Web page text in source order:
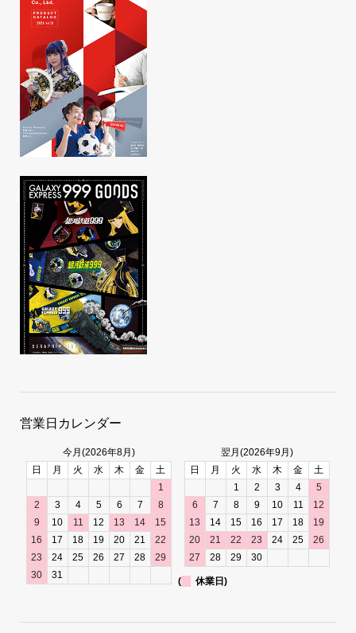
営業日カレンダー
今月(2026年8月)
日
月 火 水 木 金
土
1
2
3 4 5 6 7
8
9
10 11 12 13 14
15
16
17 18 19 20 21
22
23
24 25 26 27 28
29
30
31
翌月(2026年9月)
日
月 火 水 木 金
土
1
2 3 4
5
6
7 8 9 10 11
12
13
14 15 16 17 18
19
20
21 22 23 24 25
26
27
28 29 30
( 休業日)